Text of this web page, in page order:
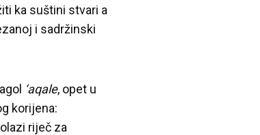
ka suštini stvari a
i sadržinski
‘aqale, opet u
korijena:
riječ za